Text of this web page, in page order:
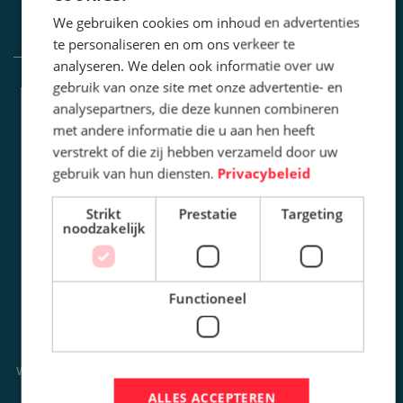
INFORMATIE
OPLOSSINGEN
SLIJTAGE
PROJECTEN
NIEUWS
OVER ONS
VACATURES
CONTACT
DE WERF 42
8401 JE GORREDIJK
+31 (0) 513 - 41 03 96
ONS KANTOOR IS OP
WERKDAGEN GEOPEND VANAF
We gebruiken cookies om inhoud en advertenties
te personaliseren en om ons verkeer te
analyseren. We delen ook informatie over uw
gebruik van onze site met onze advertentie- en
analysepartners, die deze kunnen combineren
met andere informatie die u aan hen heeft
verstrekt of die zij hebben verzameld door uw
gebruik van hun diensten. Privacybeleid
Strikt
noodzakelijk
Prestatie Targeting
Functioneel
ALLES ACCEPTEREN